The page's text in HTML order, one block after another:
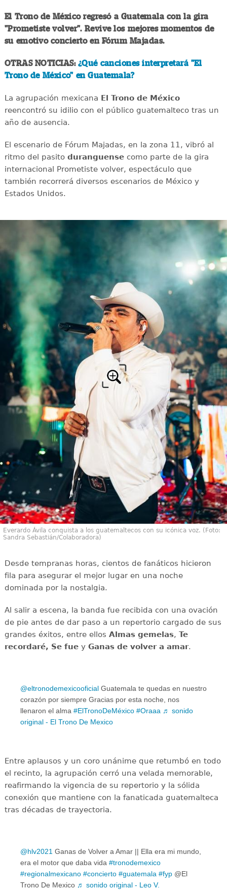
El Trono de México regresó a Guatemala con la gira
"Prometiste volver". Revive los mejores momentos de
su emotivo concierto en Fórum Majadas.
OTRAS NOTICIAS: ¿Qué canciones interpretará "El
Trono de México" en Guatemala?
La agrupación mexicana El Trono de México
reencontró su idilio con el público guatemalteco tras un
año de ausencia.
El escenario de Fórum Majadas, en la zona 11, vibró al
ritmo del pasito duranguensecomo parte de la gira
internacional Prometiste volver, espectáculo que
también recorrerá diversos escenarios de México y
Estados Unidos.
Everardo Ávila conquista a los guatemaltecos con su icónica voz. (Foto:
Sandra Sebastián/Colaboradora)
Desde tempranas horas, cientos de fanáticos hicieron
fila para asegurar el mejor lugar en una noche
dominada por la nostalgia.
Al salir a escena, la banda fue recibida con una ovación
de pie antes de dar paso a un repertorio cargado de sus
grandes éxitos, entre ellos Almas gemelas, Te
recordaré, Se fuey Ganas de volver a amar.
@eltronodemexicooficial Guatemala te quedas en nuestro
corazón por siempre Gracias por esta noche, nos
llenaron el alma #ElTronoDeMéxico #Oraaa ♬ sonido
original - El Trono De Mexico
Entre aplausos y un coro unánime que retumbó en todo
el recinto, la agrupación cerró una velada memorable,
reafirmando la vigencia de su repertorio y la sólida
conexión que mantiene con la fanaticada guatemalteca
tras décadas de trayectoria.
@hlv2021 Ganas de Volver a Amar || Ella era mi mundo,
era el motor que daba vida #tronodemexico
#regionalmexicano #concierto #guatemala #fyp @El
Trono De Mexico ♬ sonido original - Leo V.